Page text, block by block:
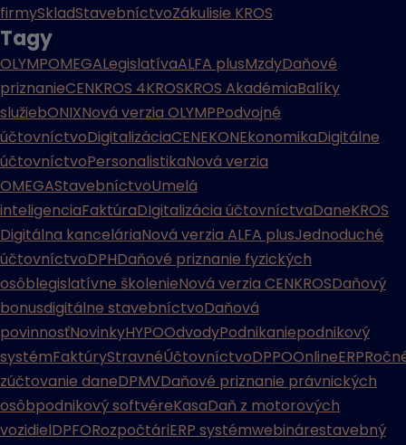
firmySkladStavebníctvoZákulisie KROS
Tagy
OLYMPOMEGALegislatívaALFA plusMzdyDaňové
priznanieCENKROS 4KROSKROS AkadémiaBalíky
služiebONIXNová verzia OLYMPPodvojné
účtovníctvoDigitalizáciaCENEKONEkonomikaDigitálne
účtovníctvoPersonalistikaNová verzia
OMEGAStavebníctvoUmelá
inteligenciaFaktúraDIgitalizácia účtovníctvaDaneKROS
Digitálna kanceláriaNová verzia ALFA plusJednoduché
účtovníctvoDPHDaňové priznanie fyzických
osôblegislatívne školenieNová verzia CENKROSDaňový
bonusdigitálne stavebníctvoDaňová
povinnosťNovinkyHYPOOdvodyPodnikaniepodnikový
systémFaktúryStravnéÚčtovníctvoDPPOOnlineERP
zúčtovanie daneDPMVDaňové priznanie právnických
osôbpodnikový softvéreKasaDaň z motorových
vozidielDPFORozpočtáriERP systémwebinárestavebný